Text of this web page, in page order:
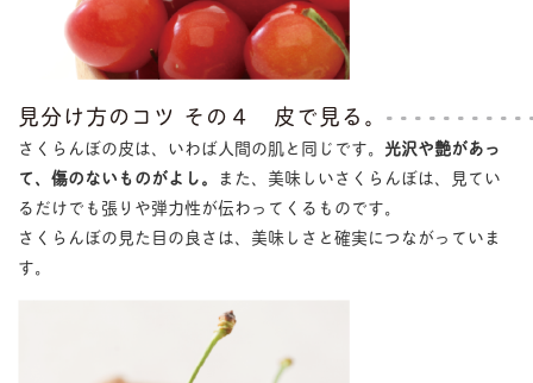
見分け方のコツ その４ 皮で見る。
さくらんぼの皮は、いわば人間の肌と同じです。 光沢や艶があっ
て、傷のないものがよし。 また、美味しいさくらんぼは、見てい
るだけでも張りや弾力性が伝わってくるものです。
さくらんぼの見た目の良さは、美味しさと確実につながっていま
す。